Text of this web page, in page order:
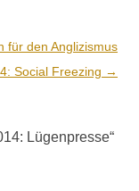
für den Anglizismus
Social Freezing →
Lügenpresse“